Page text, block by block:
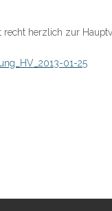
herzlich zur
01-25